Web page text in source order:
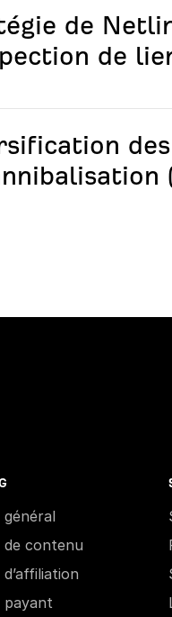
de
de
contenu
payant